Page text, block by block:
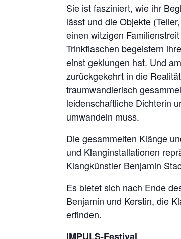
Sie ist fasziniert, wie ihr
lässt und die Objekte
einen witzigen
Trinkflaschen begeistern
einst geklungen hat. Und
zurückgekehrt in die
traumwandlerisch
leidenschaftliche Dichterin
umwandeln muss.
Die gesammelten Klänge
und Klanginstallationen
Klangkünstler Benjamin
Es bietet sich nach Ende
Benjamin und Kerstin, die
erfinden.
IMPULS-Festival